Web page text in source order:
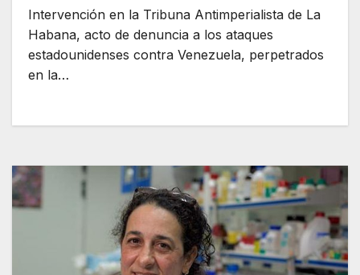
Intervención en la Tribuna Antimperialista de La
Habana, acto de denuncia a los ataques
estadounidenses contra Venezuela, perpetrados
en la…